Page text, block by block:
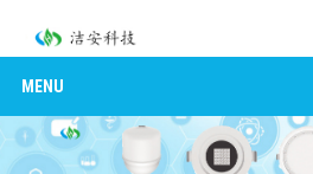
MENU